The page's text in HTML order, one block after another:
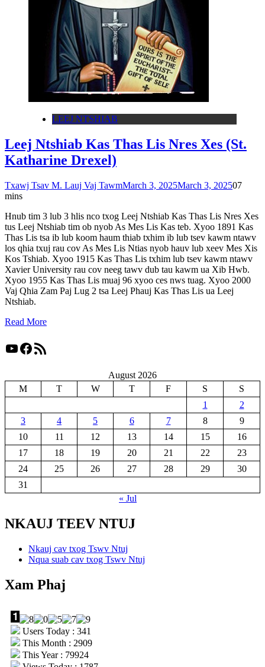
LEEJ NTSHIAB
Leej Ntshiab Kas Thas Lis Nres Xes (St.
Katharine Drexel)
Txawj Tsav M. Lauj Vaj TawmMarch 3, 2025March 3, 202507
mins
Hnub tim 3 lub 3 hlis nco txog Leej Ntshiab Kas Thas Lis Nres Xes
tus Leej Ntshiab tim ob nyob As Mes Lis Kas teb. Xyoo 1891 Kas
Thas Lis tsa ib lub koom haum thiab txhim ib lub tsev kawm ntawv
los qhia txuj rau cov As Mes Lis Ntias nyob hauv lub xeev Mes Xis
Kos Tshiab. Xyoo 1915 Kas Thas Lis txhim lub tsev kawm ntawv
Xavier University rau cov neeg tawv dub tau kawm ua Xib Hwb.
Xyoo 1955 Kas Thas Lis muaj 96 xyoo ces nws tuag. Xyoo 2000
Vaj Qhia Zam Paj Lug 2 tsa Leej Phauj Kas Thas Lis ua Leej
Ntshiab.
Read More
YouTube
Facebook
RSS Feed
August 2026
M
T W T F S
S
1
2
3
4 5 6 7 8
9
10
11 12 13 14 15
16
17
18 19 20 21 22
23
24
25 26 27 28 29
30
31
« Jul
NKAUJ TEEV NTUJ
Nkauj cav txog Tswv Ntuj
Nqua suab cav txog Tswv Ntuj
Xam Phaj
Users Today : 341
This Month : 2909
This Year : 79924